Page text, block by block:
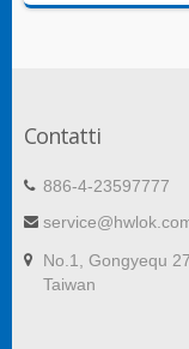
Contatti
886-4-23597777
No.1, Gongyequ
Taiwan